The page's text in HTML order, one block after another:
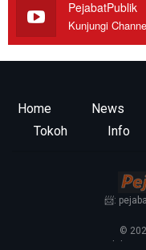
PejabatPublik
Home News
Tokoh
Info
📨:
©